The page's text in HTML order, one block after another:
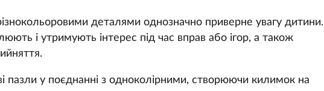
деталями однозначно приверне увагу дитини.
і утримують інтерес під час вправ або ігор, а також
пазли у поєднанні з одноколірними, створюючи килимок на